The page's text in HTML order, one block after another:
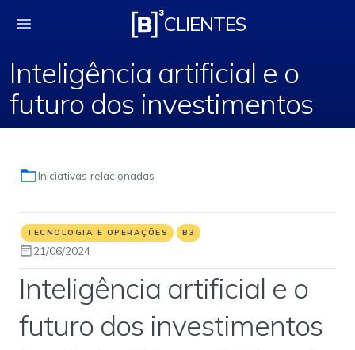
Inteligência artificial
CLIENTES
Inteligência artificial e o
futuro dos investimentos
Iniciativas relacionadas
TECNOLOGIA E OPERAÇÕES B3
21/06/2024
Inteligência artificial e o
futuro dos investimentos